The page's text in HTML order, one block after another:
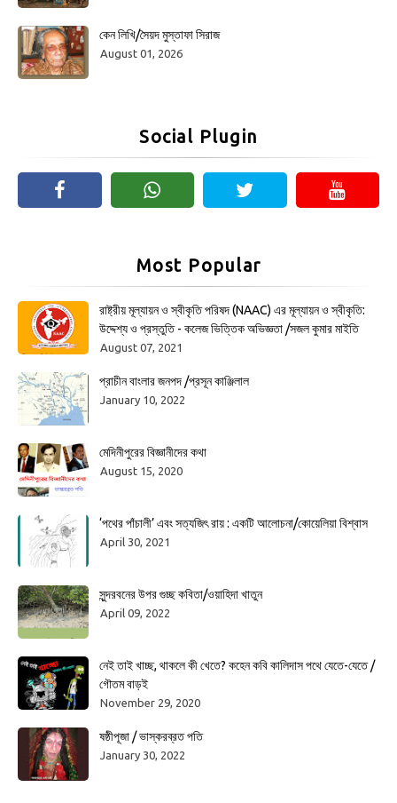
কেন লিখি/সৈয়দ মুস্তাফা সিরাজ
August 01, 2026
Social Plugin
Most Popular
রাষ্ট্রীয় মূল্যায়ন ও স্বীকৃতি পরিষদ (NAAC) এর মূল্যায়ন ও স্বীকৃতি:
উদ্দেশ্য ও প্রস্তুতি - কলেজ ভিত্তিক অভিজ্ঞতা /সজল কুমার মাইতি
August 07, 2021
প্রাচীন বাংলার জনপদ /প্রসূন কাঞ্জিলাল
January 10, 2022
মেদিনীপুরের বিজ্ঞানীদের কথা
August 15, 2020
‘পথের পাঁচালী’ এবং সত্যজিৎ রায় : একটি আলোচনা/কোয়েলিয়া বিশ্বাস
April 30, 2021
সুন্দরবনের উপর গুচ্ছ কবিতা/ওয়াহিদা খাতুন
April 09, 2022
নেই তাই খাচ্ছ, থাকলে কী খেতে? কহেন কবি কালিদাস পথে যেতে-যেতে /
গৌতম বাড়ই
November 29, 2020
ষষ্ঠীপূজা / ভাস্করব্রত পতি
January 30, 2022